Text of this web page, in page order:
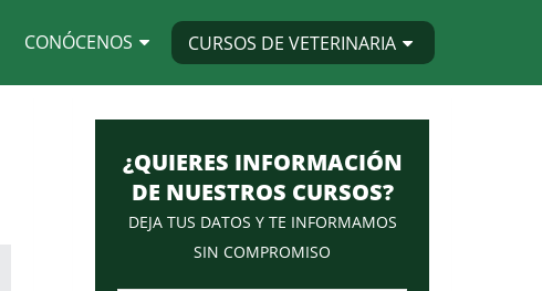
CONÓCENOS CURSOS DE VETERINARIA
¿QUIERES INFORMACIÓN
DE NUESTROS CURSOS?
DEJA TUS DATOS Y TE INFORMAMOS
SIN COMPROMISO